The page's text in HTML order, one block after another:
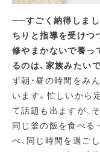
──すごく納得しまし
ちりと指導を受けつ
修やまかないで養っ
るのは、家族みたい
ず朝・昼の時間をみ
います。忙しいから
て話題も出ますが、
同じ釜の飯を食べる
べ、同じ時間を過ご